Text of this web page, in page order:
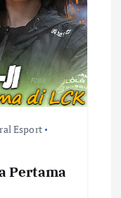
Esport
Pertama